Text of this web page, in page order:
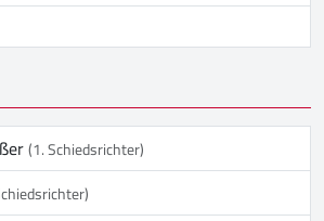
(1. Schiedsrichter)